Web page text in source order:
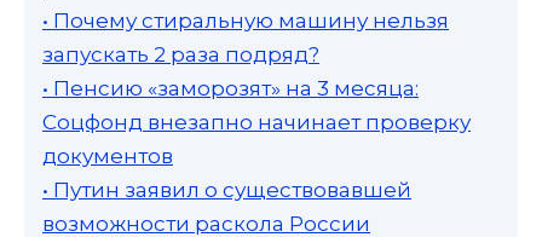
• Почему стиральную машину нельзя
запускать 2 раза подряд?
• Пенсию «заморозят» на 3 месяца:
Соцфонд внезапно начинает проверку
документов
• Путин заявил о существовавшей
возможности раскола России